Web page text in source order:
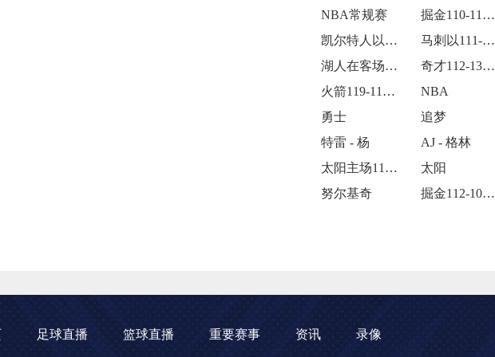
NBA常规赛 掘金110-113不敌马刺
凯尔特人以109-86战胜火箭
马刺以111-122不敌掘金
湖人在客场以115-119惜败火箭
奇才112-135不敌火箭
火箭119-115战胜灰熊
NBA
勇士
追梦
特雷 - 杨
AJ - 格林
太阳主场114-106力克爵士
太阳
努尔基奇
掘金112-101逆转独行侠
足球直播 篮球直播 重要赛事 资讯 录像